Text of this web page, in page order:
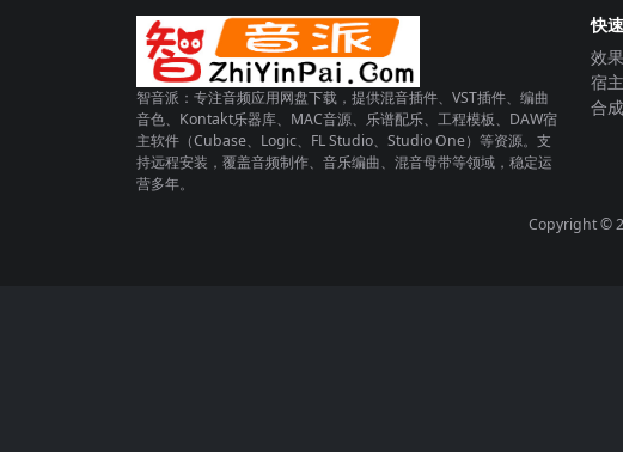
智音派：专注音频应用网盘下载，提供混音插件、VST插件、编曲
音色、Kontakt乐器库、MAC音源、乐谱配乐、工程模板、DAW宿
主软件（Cubase、Logic、FL Studio、Studio One）等资源。支
持远程安装，覆盖音频制作、音乐编曲、混音母带等领域，稳定运
营多年。
快
效
宿
合
Copyright ©